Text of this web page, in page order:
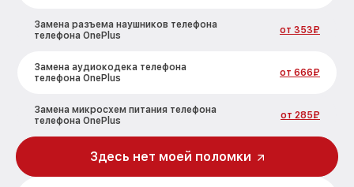
Замена разъема наушников телефона
телефона OnePlus
от 353₽
Замена аудиокодека телефона
телефона OnePlus
от 666₽
Замена микросхем питания телефона
телефона OnePlus
от 285₽
Замена процессора телефона телефона
Здесь нет моей поломки